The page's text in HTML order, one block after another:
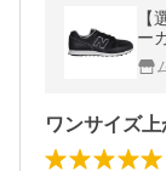
ー
ニ
履